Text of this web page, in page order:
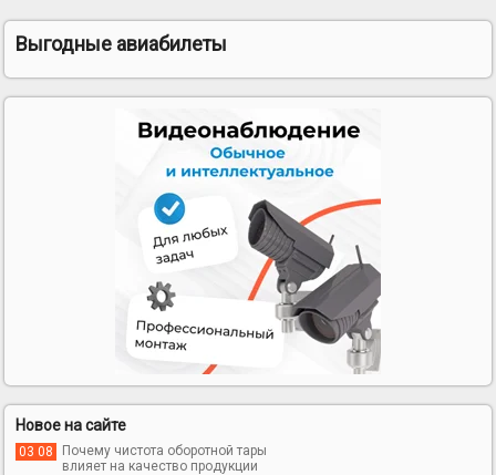
Выгодные авиабилеты
Новое на сайте
03 08
Почему чистота оборотной тары
влияет на качество продукции